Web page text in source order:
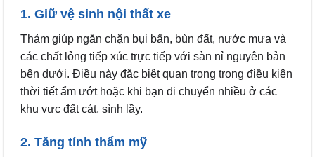
1. Giữ vệ sinh nội thất xe
Thảm giúp ngăn chặn bụi bẩn, bùn đất, nước mưa và
các chất lỏng tiếp xúc trực tiếp với sàn nỉ nguyên bản
bên dưới. Điều này đặc biệt quan trọng trong điều kiện
thời tiết ẩm ướt hoặc khi bạn di chuyển nhiều ở các
khu vực đất cát, sình lầy.
2. Tăng tính thẩm mỹ